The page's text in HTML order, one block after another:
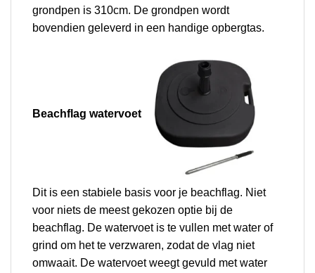
grondpen is 310cm. De grondpen wordt
bovendien geleverd in een handige opbergtas.
Beachflag watervoet
Dit is een stabiele basis voor je beachflag. Niet
voor niets de meest gekozen optie bij de
beachflag. De watervoet is te vullen met water of
grind om het te verzwaren, zodat de vlag niet
omwaait. De watervoet weegt gevuld met water